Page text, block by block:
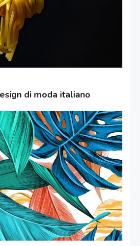
di moda italiano